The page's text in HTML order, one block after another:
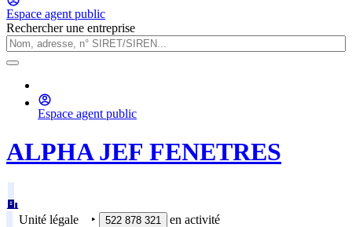
Espace agent public
Rechercher une entreprise
Espace agent public
ALPHA JEF FENETRES
Unité légale ‣ 522 878 321
en activité